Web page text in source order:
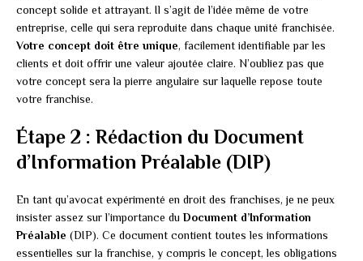
concept solide et attrayant. Il s’agit de l’idée même de votre
entreprise, celle qui sera reproduite dans chaque unité franchisée.
Votre concept doit être unique, facilement identifiable par les
clients et doit offrir une valeur ajoutée claire. N’oubliez pas que
votre concept sera la pierre angulaire sur laquelle repose toute
votre franchise.
Étape 2 : Rédaction du Document
d’Information Préalable (DIP)
En tant qu’avocat expérimenté en droit des franchises, je ne peux
insister assez sur l’importance du Document d’Information
Préalable (DIP). Ce document contient toutes les informations
essentielles sur la franchise, y compris le concept, les obligations